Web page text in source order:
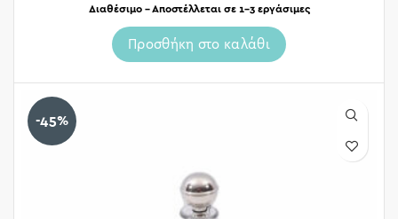
Διαθέσιμο – Αποστέλλεται σε 1-3 εργάσιμες
Προσθήκη στο καλάθι
-45%